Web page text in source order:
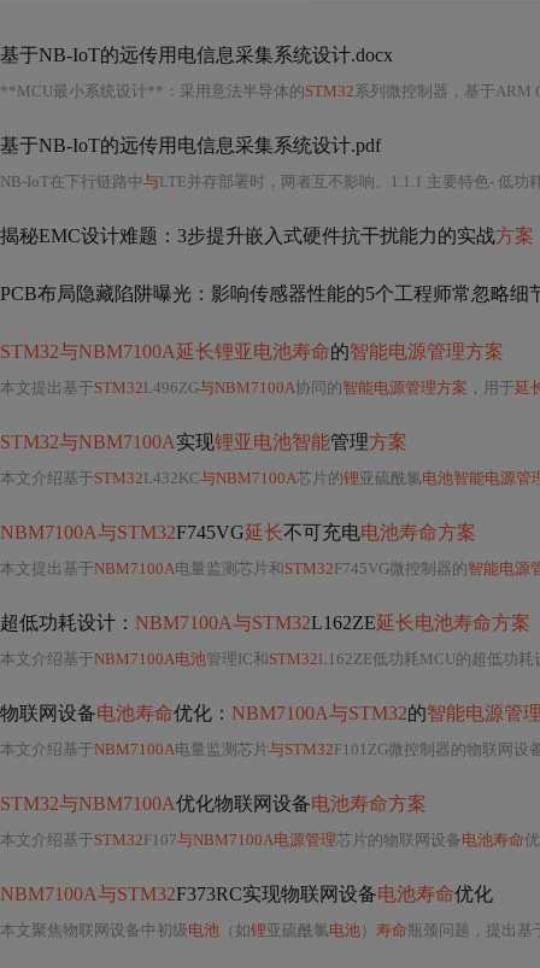
基于NB-IoT的远传用电信息采集系统设计.docx
**MCU最小系统设计**：采用意法半导体的STM32系列微控制器，基于ARM
基于NB-IoT的远传用电信息采集系统设计.pdf
NB-IoT在下行链路中与LTE并存部署时，两者互不影响。1.1.1 主要特色- 低功
揭秘EMC设计难题：3步提升嵌入式硬件抗干扰能力的实战方案
PCB布局隐藏陷阱曝光：影响传感器性能的5个工程师常忽略细
STM32与NBM7100A延长锂亚电池寿命的智能电源管理方案
本文提出基于STM32L496ZG与NBM7100A协同的智能电源管理方案 ，用于延
STM32与NBM7100A实现锂亚电池智能管理方案
本文介绍基于STM32L432KC与NBM7100A芯片的锂亚硫酰氯电池智能电源管
NBM7100A与STM32F745VG延长不可充电电池寿命方案
本文提出基于NBM7100A电量监测芯片和STM32F745VG微控制器的智能电源
超低功耗设计： NBM7100A与STM32L162ZE延长电池寿命方案
本文介绍基于NBM7100A电池管理IC和STM32L162ZE低功耗MCU的超低功耗
物联网设备电池寿命优化： NBM7100A与STM32的智能电源管理
本文介绍基于NBM7100A电量监测芯片与STM32F101ZG微控制器的物联网设
STM32与NBM7100A优化物联网设备电池寿命方案
本文介绍基于STM32F107与NBM7100A电源管理芯片的物联网设备电池寿命
NBM7100A与STM32F373RC实现物联网设备电池寿命优化
本文聚焦物联网设备中初级电池 （如锂亚硫酰氯电池） 寿命瓶颈问题，提出基